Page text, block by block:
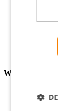
HBO/WO
Minimaal
functie.
Ervaring
Wat we je bieden